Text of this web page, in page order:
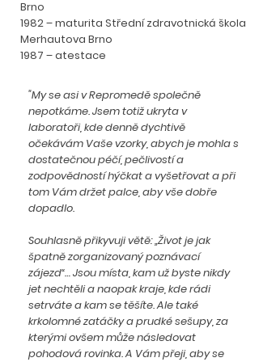
Brno
1982 – maturita Střední zdravotnická škola
Merhautova Brno
1987 – atestace
"My se asi v Repromedě společně
nepotkáme. Jsem totiž ukryta v
laboratoři, kde denně dychtivě
očekávám Vaše vzorky, abych je mohla s
dostatečnou péčí, pečlivostí a
zodpovědností hýčkat a vyšetřovat a při
tom Vám držet palce, aby vše dobře
dopadlo.
Souhlasně přikyvuji větě: „Život je jak
špatně zorganizovaný poznávací
zájezd“… Jsou místa, kam už byste nikdy
jet nechtěli a naopak kraje, kde rádi
setrváte a kam se těšíte. Ale také
krkolomné zatáčky a prudké sešupy, za
kterými ovšem může následovat
pohodová rovinka. A Vám přeji, aby se